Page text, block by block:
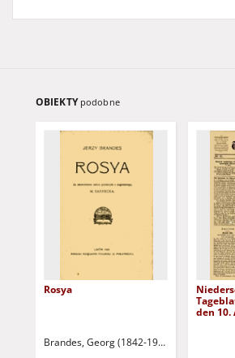
OBIEKTY podobne
Rosya
Brandes, Georg (1842-1927)
den 10.